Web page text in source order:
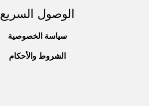
الوصول السريع
سياسة الخصوصية
الشروط والأحكام